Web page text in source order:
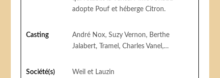
adopte Pouf et héberge Citron.
Casting
André Nox, Suzy Vernon, Berthe
Jalabert, Tramel, Charles Vanel,…
Société(s)
Weil et Lauzin